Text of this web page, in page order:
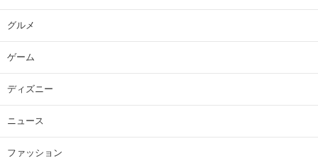
グルメ
ゲーム
ディズニー
ニュース
ファッション